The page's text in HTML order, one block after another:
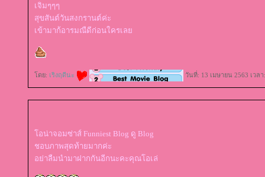
เจิมๆๆๆ
สุขสันต์วันสงกรานต์ค่ะ
เข้ามาก้อารมณืดีก่อนใครเล
ดย: เริงฤดีนะ วันที่: 13 เมษายน 2563 เวล
อน่าจอมซ่าส์ Funniest Blog ดู Blog
ชอบภาพสุดท้ายมากค่ะ
อย่าลืมนำมาฝากกันอีกนะคะคุณโอเล่